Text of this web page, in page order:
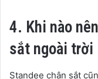
4. Khi nào
sắt ngoài trời
Standee chân sắt